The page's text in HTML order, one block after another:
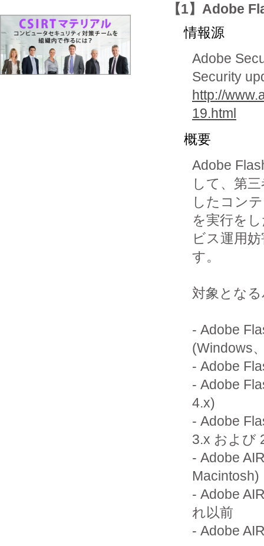
【1】Adobe
情報源
Adobe
Security
http://
19.html
概要
Adobe
して、第
したコン
を実行を
ビス運用
す。
対象とな
- Adobe
(Windows
- Adobe
- Adobe
4.x)
- Adobe
3.x および
- Adobe
Macintosh)
- Adobe
れ以前
- Adobe